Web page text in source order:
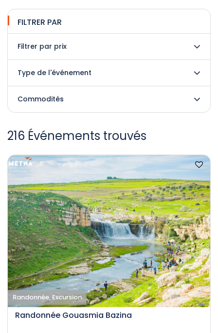
FILTRER PAR
Filtrer par prix
Type de l'événement
Commodités
216 Événements trouvés
Randonnée, Excursion
Randonnée Gouasmia Bazina